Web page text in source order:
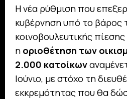
Η νέα ρύθμιση που
κυβέρνηση υπό το βάρος
κοινοβουλευτικής
η οριοθέτηση των
2.000 κατοίκων
Ιούνιο, με στόχο τη
εκκρεμότητας που θα